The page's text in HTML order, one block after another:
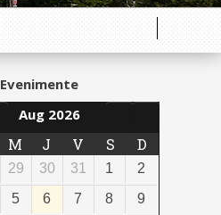
Aug 2026
M J V S D
29 30 31 1
2
5 6 7 8
9